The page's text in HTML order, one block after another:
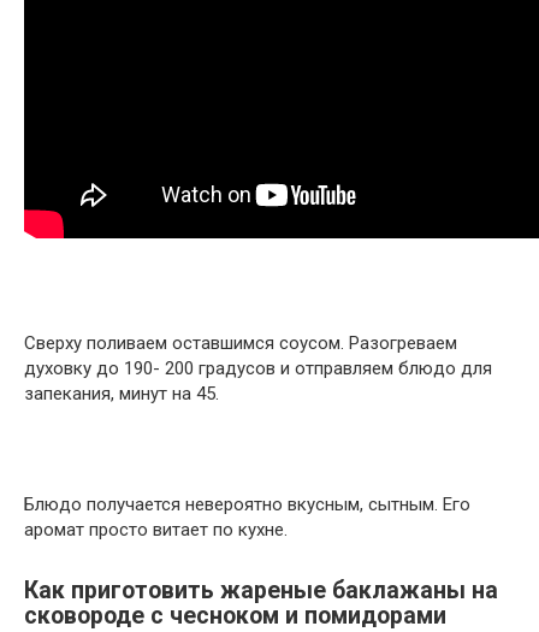
Сверху поливаем оставшимся соусом. Разогреваем
духовку до 190- 200 градусов и отправляем блюдо для
запекания, минут на 45.
Блюдо получается невероятно вкусным, сытным. Его
аромат просто витает по кухне.
Как приготовить жареные баклажаны на
сковороде с чесноком и помидорами